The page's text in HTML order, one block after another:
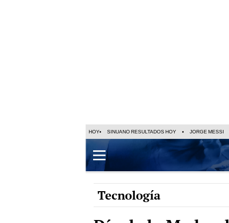
HOY SINUANO RESULTADOS HOY JORGE MESSI
Tecnología